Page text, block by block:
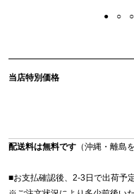
当店特別価格
配送料は無料です （沖縄・離島
■お支払確認後、2-3日で出荷予定